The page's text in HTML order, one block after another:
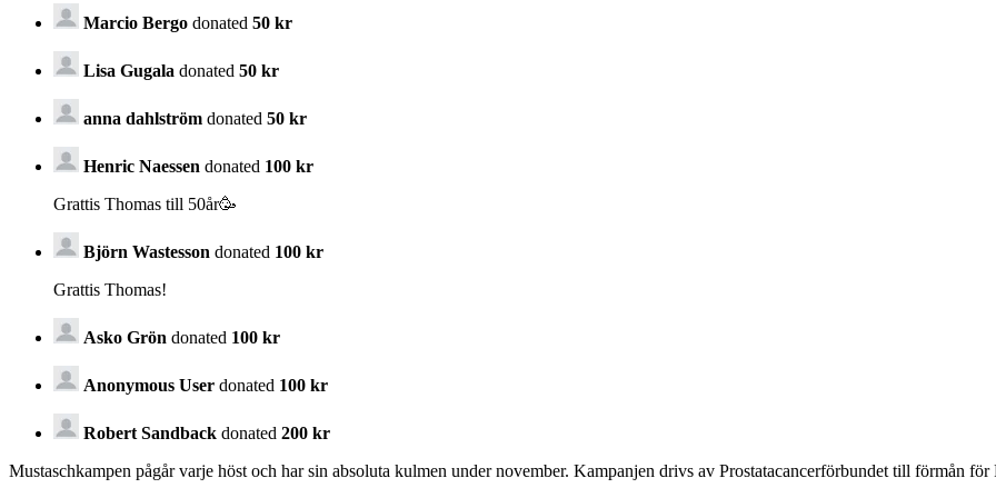
Marcio Bergo donated 50 kr
Lisa Gugala donated 50 kr
anna dahlström donated 50 kr
Henric Naessen donated 100 kr
Grattis Thomas till 50år🥳
Björn Wastesson donated 100 kr
Grattis Thomas!
Asko Grön donated 100 kr
Anonymous User donated 100 kr
Robert Sandback donated 200 kr
Mustaschkampen pågår varje höst och har sin absoluta kulmen under november. Kampanjen drivs av Prostata­cancerförbundet till förmån för